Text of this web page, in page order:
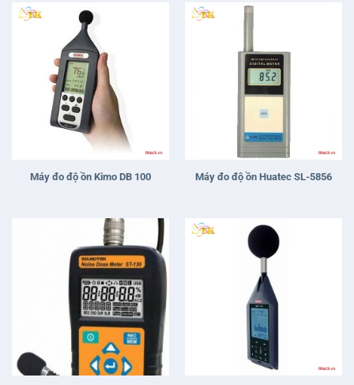
Máy đo độ ồn Kimo DB 100 Máy đo độ ồn Huatec SL-5856